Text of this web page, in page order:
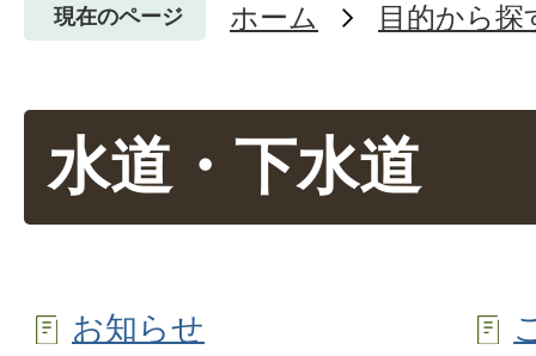
現在のページ ホーム 目的から探
水道・下水道
お知らせ